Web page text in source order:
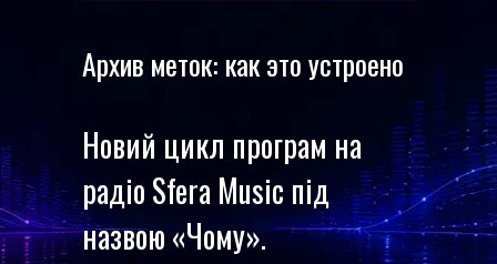
Архив меток: как это устроено
Новий цикл програм на
радіо Sfera Music під
назвою «Чому».